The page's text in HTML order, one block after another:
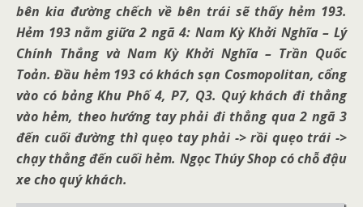
bên kia đường chếch về bên trái sẽ thấy hẻm 193.
Hẻm 193 nằm giữa 2 ngã 4: Nam Kỳ Khởi Nghĩa – Lý
Chính Thắng và Nam Kỳ Khởi Nghĩa – Trần Quốc
Toản. Đầu hẻm 193 có khách sạn Cosmopolitan, cổng
vào có bảng Khu Phố 4, P7, Q3. Quý khách đi thẳng
vào hẻm, theo hướng tay phải đi thẳng qua 2 ngã 3
đến cuối đường thì quẹo tay phải -> rồi quẹo trái ->
chạy thẳng đến cuối hẻm. Ngọc Thúy Shop có chỗ đậu
xe cho quý khách.